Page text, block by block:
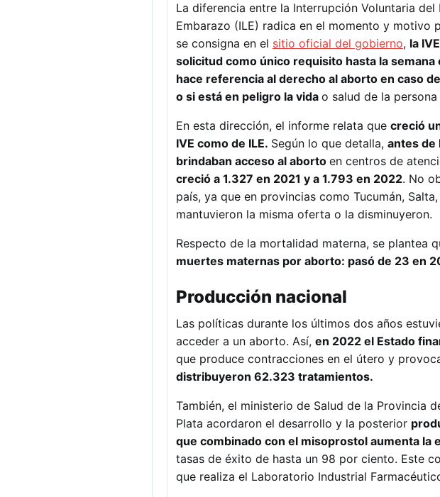
La diferencia entre la Interrupción Voluntaria
Embarazo (ILE) radica en el momento y motivo
se consigna en el sitio oficial del gobierno, la
solicitud como único requisito hasta la
hace referencia al derecho al aborto en caso
o si está en peligro la vida o salud de la
En esta dirección, el informe relata que creció
IVE como de ILE. Según lo que detalla, antes de
brindaban acceso al aborto en centros de
creció a 1.327 en 2021 y a 1.793 en 2022. No
país, ya que en provincias como Tucumán,
mantuvieron la misma oferta o la disminuyeron.
Respecto de la mortalidad materna, se plantea
muertes maternas por aborto: pasó de 23 en
Producción nacional
Las políticas durante los últimos dos años
acceder a un aborto. Así, en 2022 el Estado
que produce contracciones en el útero y
distribuyeron 62.323 tratamientos.
También, el ministerio de Salud de la Provincia
Plata acordaron el desarrollo y la posterior
que combinado con el misoprostol aumenta la
tasas de éxito de hasta un 98 por ciento. Este
que realiza el Laboratorio Industrial